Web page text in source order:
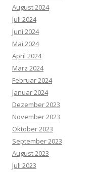
August 2024
Juli 2024
Juni 2024
Mai 2024
April 2024
März 2024
Februar 2024
Januar 2024
Dezember 2023
November 2023
Oktober 2023
September 2023
August 2023
Juli 2023